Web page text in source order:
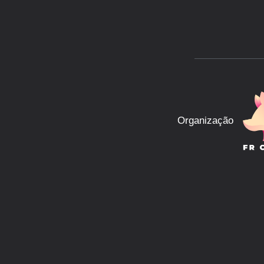
Organização